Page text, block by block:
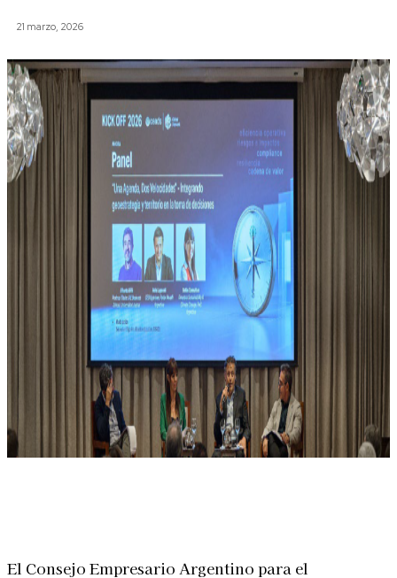
21 marzo, 2026
El Consejo Empresario Argentino para el